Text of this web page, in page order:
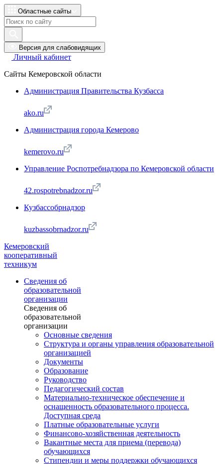
Областные сайты
Версия для слабовидящих
Личный кабинет
Сайты Кемеровской области
Администрация Правительства Кузбасса
ako.ru
Администрация города Кемерово
kemerovo.ru
Управление Роспотребнадзора по Кемеровской области
42.rospotrebnadzor.ru
Кузбассобрнадзор
kuzbassobrnadzor.ru
Кемеровский
кооперативный
техникум
Сведения об
образовательной
организации
Сведения об
образовательной
организации
Основные сведения
Структура и органы управления образовательной
организацией
Документы
Образование
Руководство
Педагогический состав
Материально-техническое обеспечение и
оснащенность образовательного процесса.
Доступная среда
Платные образовательные услуги
Финансово-хозяйственная деятельность
Вакантные места для приема (перевода)
обучающихся
Стипендии и меры поддержки обучающихся